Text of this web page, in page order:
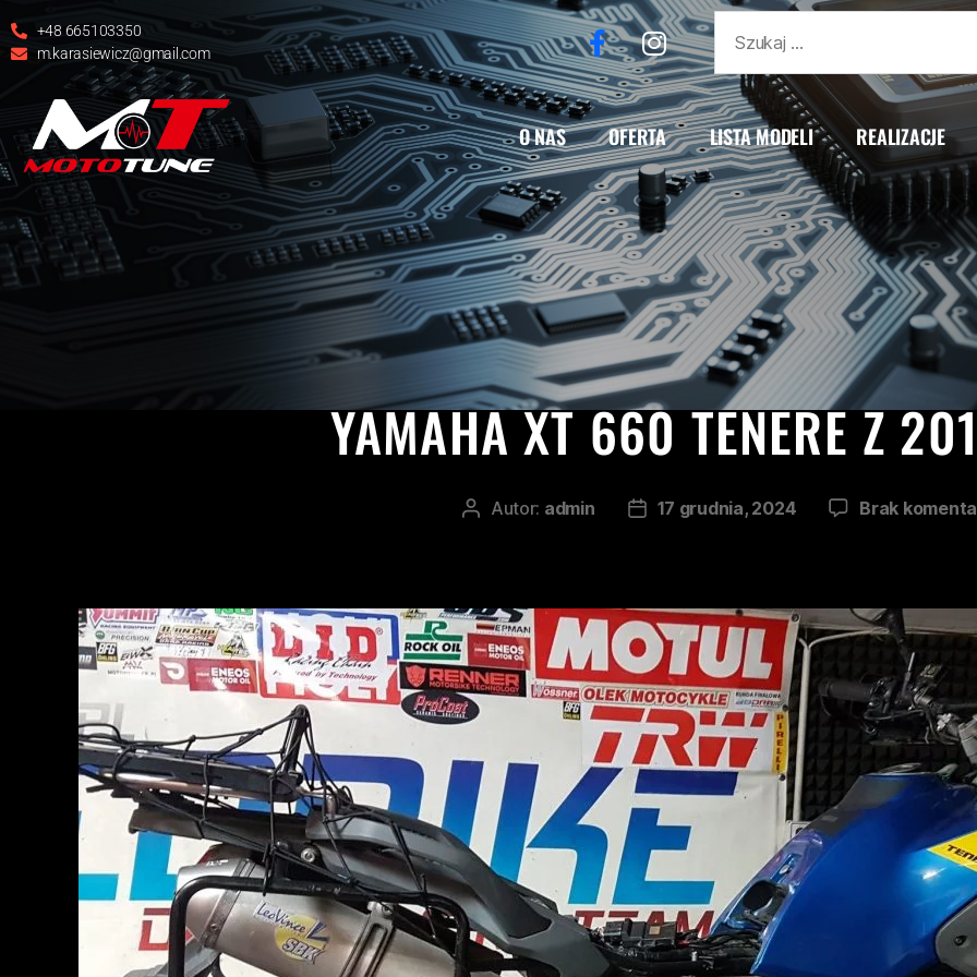
+48 665103350
m.karasiewicz@gmail.com
O NAS OFERTA LISTA MODELI REALIZACJE
TÉNÉRÉ XT 660 TENERE XT660
YAMAHA XT 660 TÉNÉRÉ Z
Autor: admin 17 grudnia, 2024 Brak